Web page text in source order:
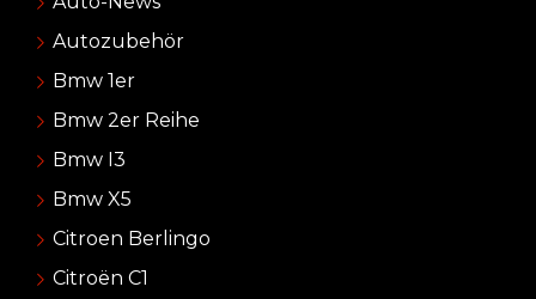
Autozubehör
Bmw 1er
Bmw 2er Reihe
Bmw I3
Bmw X5
Citroen Berlingo
Citroën C1